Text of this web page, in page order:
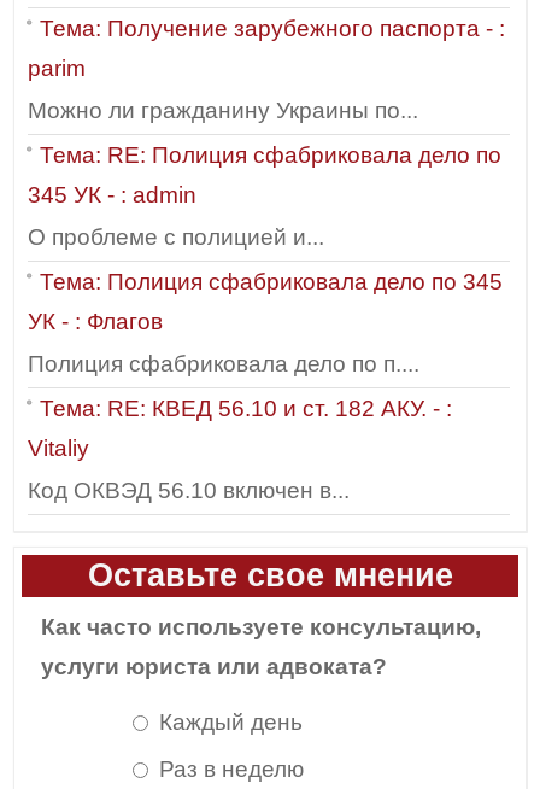
Тема: Получение зарубежного паспорта - :
parim
Можно ли гражданину Украины по...
Тема: RE: Полиция сфабриковала дело по
345 УК - : admin
О проблеме с полицией и...
Тема: Полиция сфабриковала дело по 345
УК - : Флагов
Полиция сфабриковала дело по п....
Тема: RE: КВЕД 56.10 и ст. 182 АКУ. - :
Vitaliy
Код ОКВЭД 56.10 включен в...
Оставьте свое мнение
Как часто используете консультацию,
услуги юриста или адвоката?
Каждый день
Раз в неделю